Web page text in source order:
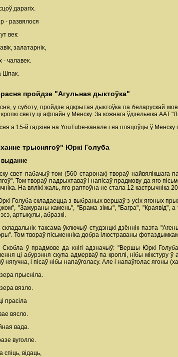
дарагіх.
- развялося
век:
залатарнік,
- чалавек.
Шпак.
пройдзе "Агульная дыктоўка"
у суботу, пройдзе адкрытая дыктоўка па беларускай
свету ці афлайн у Менску. За кожнага ўдзельніка ААТ
а 15-й гадзіне на YouTube-канале і на пляцоўцы ў
трыснягоў" Юркі Голуба
выданне
свет пабачыў том (560 старонак) твораў найвялікшага
Том твораў падрыхтаваў і напісаў прадмову да яго
На вялікі жаль, яго раптоўна не стала 12 кастрычніка
Голуба складаецца з выбраных вершаў з усіх ягоных
"Зажураны камень", "Брама зімы", "Багра", "Краявід",
артыкулы, абразкі.
складальнік таксама ўключыў студэнцкі дзённік паэта
Том твораў пісьменніка добра ілюстраваны
Скобла ў прадмове да кнігі адзначыў: "Вершы Юркі
ці абурэння скупа адмерваў па кроплі, нібы
нягучна, і пісаў нібы напаўголасу. Але і напаўголас
прысніла.
вязло.
прасіла
вясло.
вада.
вуголле.
спіць, відаць,